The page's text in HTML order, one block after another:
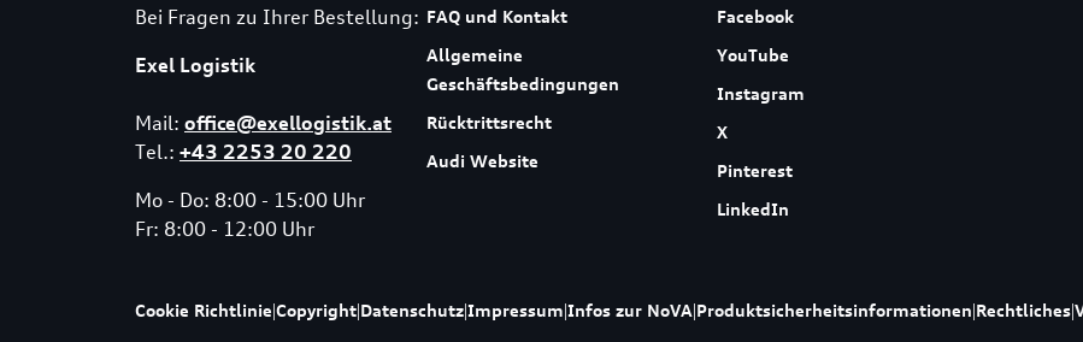
Bei Fragen zu Ihrer Bestellung:
Exel Logistik
Mail: office@exellogistik.at
Tel.: +43 2253 20 220
Mo - Do: 8:00 - 15:00 Uhr
Fr: 8:00 - 12:00 Uhr
FAQ und Kontakt
Allgemeine
Geschäftsbedingungen
Rücktrittsrecht
Audi Website
Facebook
YouTube
Instagram
X
Pinterest
LinkedIn
Cookie Richtlinie|Copyright|Datenschutz|Impressum|Infos zur NoVA|Produktsicherheitsinformationen|Rechtliches|